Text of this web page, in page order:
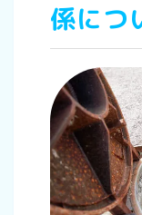
係につ